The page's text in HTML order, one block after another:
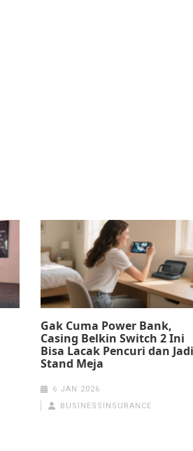
Gak Cuma Power Bank,
Casing Belkin Switch 2 Ini
Bisa Lacak Pencuri dan Jadi
Stand Meja
6 JAN 2026
BUSINESSINSURANCE